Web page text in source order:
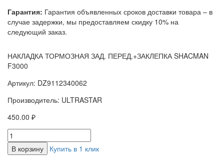
Гарантия: Гарантия объявленных сроков доставки товара – в
случае задержки, мы предоставляем скидку 10% на
следующий заказ.
НАКЛАДКА ТОРМОЗНАЯ ЗАД. ПЕРЕД.+ЗАКЛЕПКА SHACMAN
F3000
Артикул: DZ9112340062
Производитель: ULTRASTAR
450.00 ₽
В корзину Купить в 1 клик